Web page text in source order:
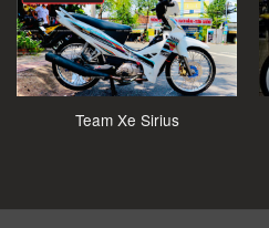
Team Xe Sirius